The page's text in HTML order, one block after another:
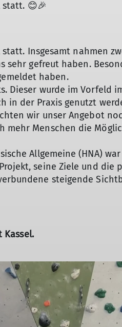
statt. 😊🎉
Insgesamt nahmen
gefreut haben.
haben.
Dieser wurde im Vorfeld
in der Praxis genutzt
wir unser Angebot
Menschen die
Allgemeine (HNA)
seine Ziele und die
steigende